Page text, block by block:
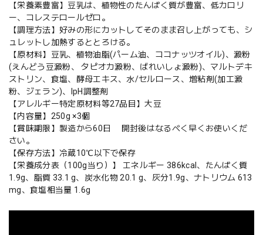
【栄養素豊富】豆乳は、植物性のたんぱく質が豊富、低カロリ
ー、コレステロールゼロ。
【調理方法】好みの形にカットしてそのまま召し上がっても、シ
ュレットし加熱するととろける。
【原材料】豆乳、植物油脂(パーム油、ココナッツオイル)、澱粉
(えんどう豆澱粉、 タピオカ澱粉、ばれいしょ澱粉)、マルトデキ
ストリン、食塩、酵母エキス、水/セルロース、増粘剤(加工澱
粉、ジェラン)、IpH調整剤
【アレルギー特定原材料等27品目】大豆
【内容量】250g ×3個
【賞味期限】製造から60日 開封後はなるべく早くお使いくだ
さい。
【保存方法】冷蔵10℃以下で保存
【栄養成分表（100g当り）】 エネルギー 386kcal、たんぱく質
1.9g、脂質 33.1 g、炭水化物 20.1 g、灰分1.9g、ナトリウム 613
mg、食塩相当量 1.6g